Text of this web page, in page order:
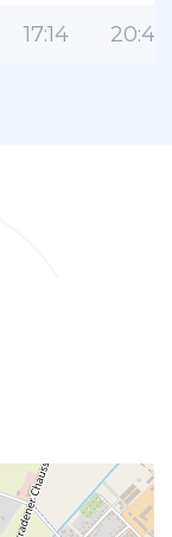
17:14 20:44